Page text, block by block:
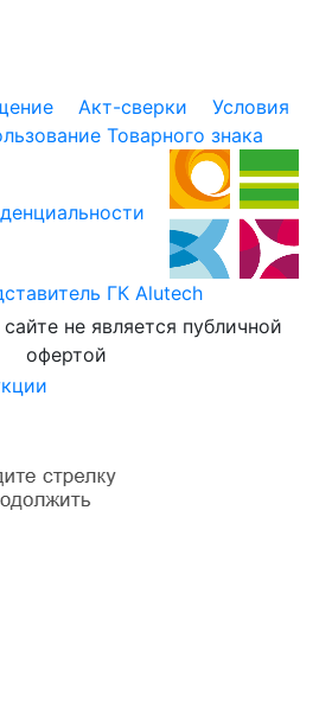
Акт-сверки
Условия
Товарного знака
ГК Alutech
не является публичной
офертой